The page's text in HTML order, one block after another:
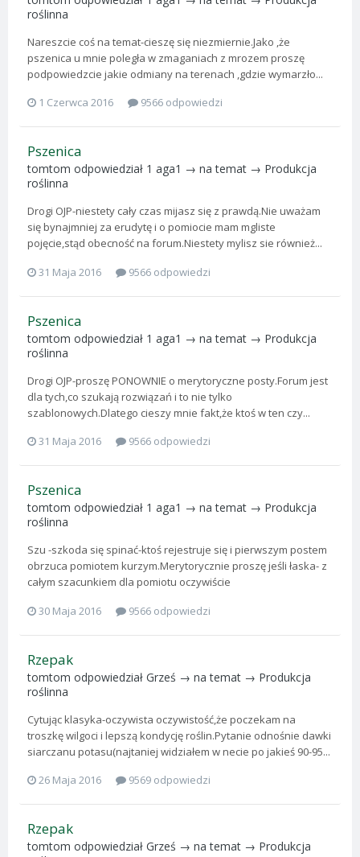
roślinna
Nareszcie coś na temat-cieszę się niezmiernie.Jako ,że
pszenica u mnie poległa w zmaganiach z mrozem proszę
podpowiedzcie jakie odmiany na terenach ,gdzie wymarzło...
1 Czerwca 2016
9566 odpowiedzi
Pszenica
tomtom odpowiedział 1 aga1 → na temat → Produkcja
roślinna
Drogi OJP-niestety cały czas mijasz się z prawdą.Nie uważam
się bynajmniej za erudytę i o pomiocie mam mgliste
pojęcie,stąd obecność na forum.Niestety mylisz sie również...
31 Maja 2016
9566 odpowiedzi
Pszenica
tomtom odpowiedział 1 aga1 → na temat → Produkcja
roślinna
Drogi OJP-proszę PONOWNIE o merytoryczne posty.Forum jest
dla tych,co szukają rozwiązań i to nie tylko
szablonowych.Dlatego cieszy mnie fakt,że ktoś w ten czy...
31 Maja 2016
9566 odpowiedzi
Pszenica
tomtom odpowiedział 1 aga1 → na temat → Produkcja
roślinna
Szu -szkoda się spinać-ktoś rejestruje się i pierwszym postem
obrzuca pomiotem kurzym.Merytorycznie proszę jeśli łaska- z
całym szacunkiem dla pomiotu oczywiście
30 Maja 2016
9566 odpowiedzi
Rzepak
tomtom odpowiedział Grześ → na temat → Produkcja
roślinna
Cytując klasyka-oczywista oczywistość,że poczekam na
troszkę wilgoci i lepszą kondycję roślin.Pytanie odnośnie dawki
siarczanu potasu(najtaniej widziałem w necie po jakieś 90-95...
26 Maja 2016
9569 odpowiedzi
Rzepak
tomtom odpowiedział Grześ → na temat → Produkcja